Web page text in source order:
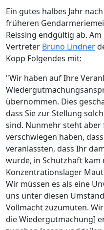
Ein gutes halbes Jahr
früheren
Reissing endgültig ab.
Vertreter Bruno Lindner
Kopp Folgendes mit:
"Wir haben auf Ihre
übernommen. Dies
dass Sie zur Stellung
sind. Nunmehr steht aber
verschwiegen haben,
veranlassten, dass Ihr
wurde, in Schutzhaft kam
Konzentrationslager
Wir müssen es als eine
uns unter diesen
Vollmacht zuzumuten.
die Wiedergutmachung]